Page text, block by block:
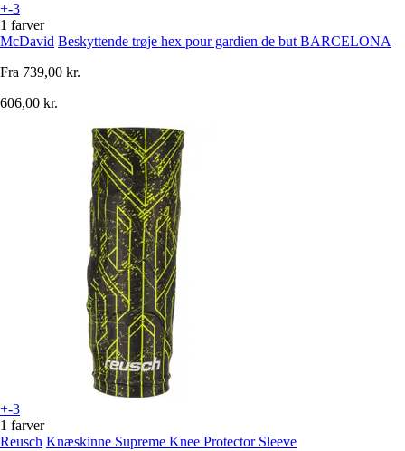
+-3
1 farver
McDavid Beskyttende trøje hex pour gardien de but BARCELONA
Fra 739,00 kr.
606,00 kr.
+-3
1 farver
Reusch Knæskinne Supreme Knee Protector Sleeve